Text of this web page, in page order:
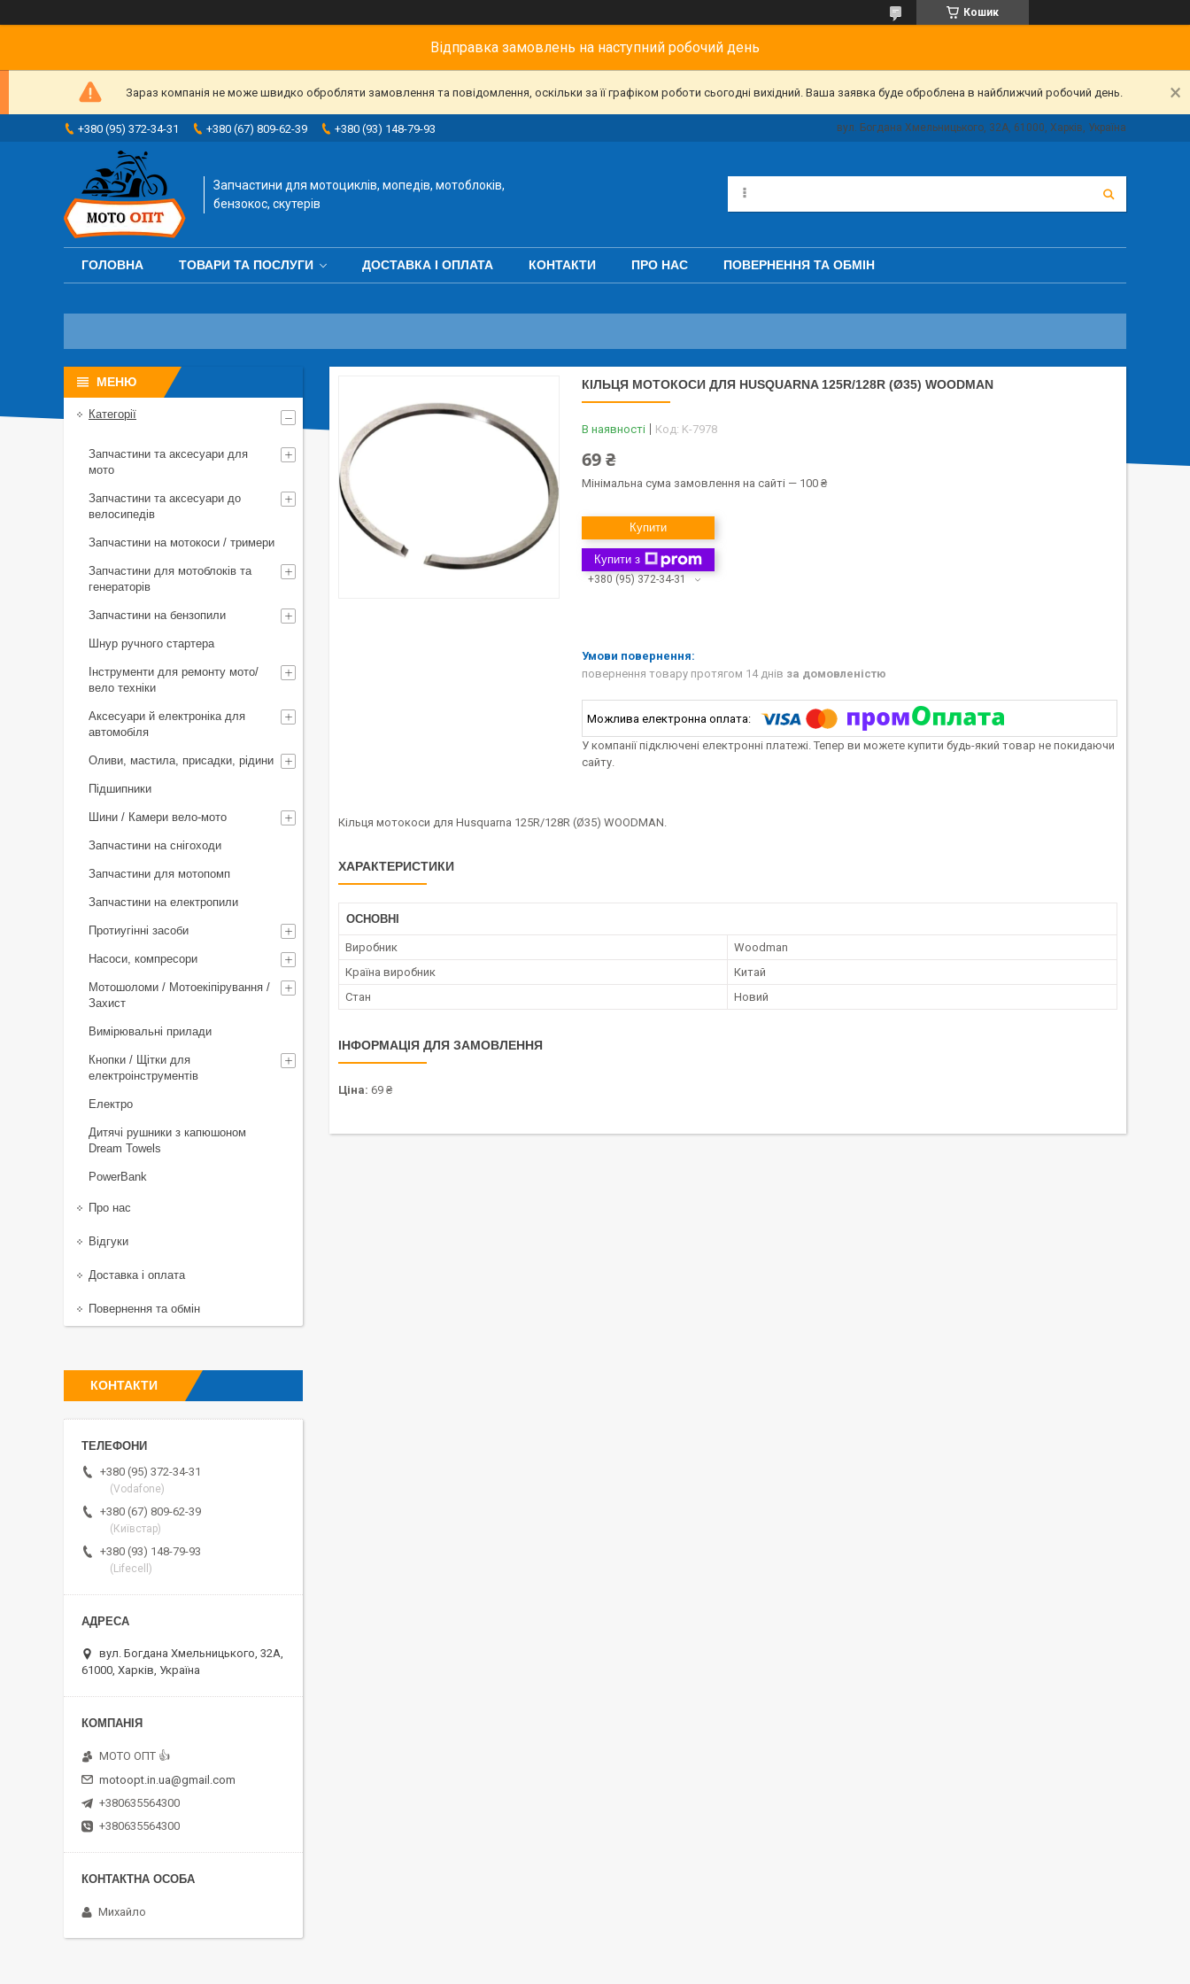
Кошик
Відправка замовлень на наступний робочий день
Зараз компанія не може швидко обробляти замовлення та повідомлення, оскільки за її графіком роботи сьогодні вихідний. Ваша заявка буде оброблена в найближчий робочий день.
+380 (95) 372-34-31 +380 (67) 809-62-39 +380 (93) 148-79-93 вул. Богдана Хмельницького, 32А, 61000, Харків, Україна
Запчастини для мотоциклів, мопедів, мотоблоків,
бензокос, скутерів
ГОЛОВНА ТОВАРИ ТА ПОСЛУГИ ДОСТАВКА І ОПЛАТА КОНТАКТИ ПРО НАС ПОВЕРНЕННЯ ТА ОБМІН
КІЛЬЦЯ МОТОКОСИ ДЛЯ HUSQUARNA 125R/128R (Ø35) WOODMAN
В наявності Код: K-7978
69 ₴
Мінімальна сума замовлення на сайті — 100 ₴
Купити
Купити з
+380 (95) 372-34-31
повернення товару протягом 14 днів за домовленістю
У компанії підключені електронні платежі. Тепер ви можете купити будь-який товар не покидаючи
сайту.
Кільця мотокоси для Husquarna 125R/128R (Ø35) WOODMAN.
ХАРАКТЕРИСТИКИ
ОСНОВНІ
Виробник
Woodman
Країна виробник
Китай
Стан
Новий
ІНФОРМАЦІЯ ДЛЯ ЗАМОВЛЕННЯ
Ціна: 69 ₴
Категорії
Запчастини та аксесуари для
мото
Запчастини та аксесуари до
велосипедів
Запчастини на мотокоси / тримери
Запчастини для мотоблоків та
генераторів
Запчастини на бензопили
Шнур ручного стартера
Інструменти для ремонту мото/
вело техніки
Аксесуари й електроніка для
автомобіля
Оливи, мастила, присадки, рідини
Підшипники
Шини / Камери вело-мото
Запчастини на снігоходи
Запчастини для мотопомп
Запчастини на електропили
Протиугінні засоби
Насоси, компресори
Мотошоломи / Мотоекіпірування /
Захист
Вимірювальні прилади
Кнопки / Щітки для
електроінструментів
Електро
Дитячі рушники з капюшоном
Dream Towels
PowerBank
Про нас
Відгуки
Доставка і оплата
Повернення та обмін
КОНТАКТИ
+380 (95) 372-34-31
(Vodafone)
+380 (67) 809-62-39
(Київстар)
+380 (93) 148-79-93
(Lifecell)
вул. Богдана Хмельницького, 32А,
61000, Харків, Україна
MOTO OПT 👍
motoopt.in.ua@gmail.com
+380635564300
+380635564300
Михайло